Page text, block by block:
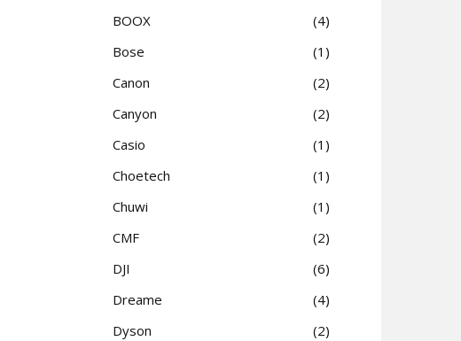
BOOX
4
Bose
1
Canon
2
Canyon
2
Casio
1
Choetech
1
Chuwi
1
CMF
2
DJI
6
Dreame
4
Dyson
2